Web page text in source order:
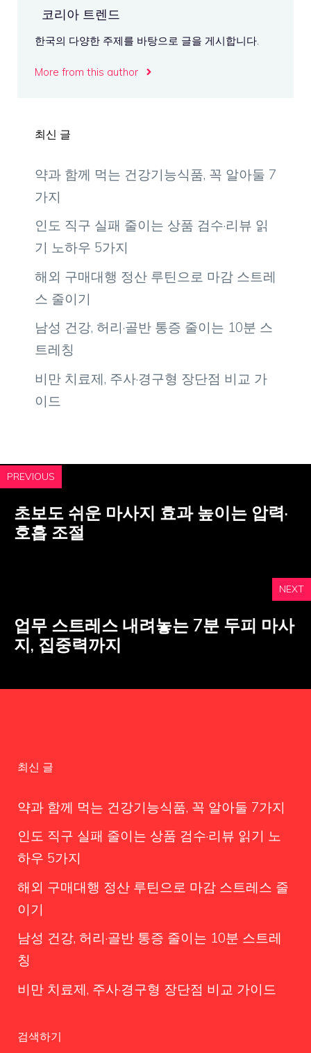
고
코리아 트렌드
한국의 다양한 주제를 바탕으로 글을 게시합니다.
More from this author
최신 글
약과 함께 먹는 건강기능식품, 꼭 알아둘 7
가지
인도 직구 실패 줄이는 상품 검수·리뷰 읽
기 노하우 5가지
해외 구매대행 정산 루틴으로 마감 스트레
스 줄이기
남성 건강, 허리·골반 통증 줄이는 10분 스
트레칭
비만 치료제, 주사·경구형 장단점 비교 가
이드
PREVIOUS
초보도 쉬운 마사지 효과 높이는 압력·
호흡 조절
NEXT
업무 스트레스 내려놓는 7분 두피 마사
지, 집중력까지
최신 글
약과 함께 먹는 건강기능식품, 꼭 알아둘 7가지
인도 직구 실패 줄이는 상품 검수·리뷰 읽기 노
하우 5가지
해외 구매대행 정산 루틴으로 마감 스트레스 줄
이기
남성 건강, 허리·골반 통증 줄이는 10분 스트레
칭
비만 치료제, 주사·경구형 장단점 비교 가이드
검색하기